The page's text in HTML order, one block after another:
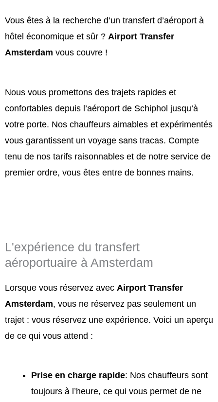
Vous êtes à la recherche d’un transfert d’aéroport à
hôtel économique et sûr ? Airport Transfer
Amsterdam vous couvre !
Nous vous promettons des trajets rapides et
confortables depuis l’aéroport de Schiphol jusqu’à
votre porte. Nos chauffeurs aimables et expérimentés
vous garantissent un voyage sans tracas. Compte
tenu de nos tarifs raisonnables et de notre service de
premier ordre, vous êtes entre de bonnes mains.
L'expérience du transfert
aéroportuaire à Amsterdam
Lorsque vous réservez avec Airport Transfer
Amsterdam, vous ne réservez pas seulement un
trajet : vous réservez une expérience. Voici un aperçu
de ce qui vous attend :
Prise en charge rapide: Nos chauffeurs sont
toujours à l’heure, ce qui vous permet de ne